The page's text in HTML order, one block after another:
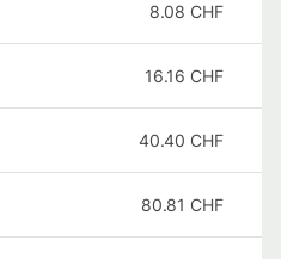
8.08 CHF
16.16 CHF
40.40 CHF
80.81 CHF